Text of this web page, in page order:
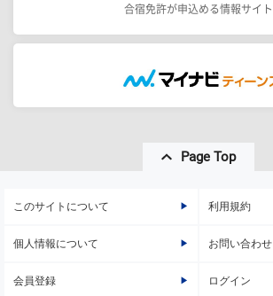
合宿免許が申込める情報サイト
Page Top
このサイトについて 利用規約
個人情報について お問い合わせ
会員登録 ログイン